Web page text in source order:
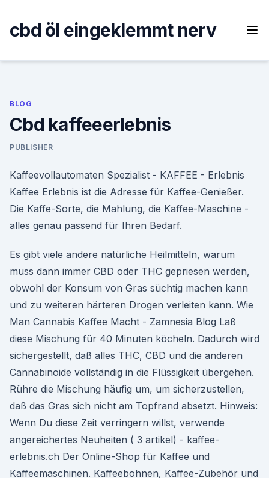
content
cbd öl eingeklemmt nerv
BLOG
Cbd kaffeeerlebnis
PUBLISHER
Kaffeevollautomaten Spezialist - KAFFEE - Erlebnis
Kaffee Erlebnis ist die Adresse für Kaffee-Genießer.
Die Kaffe-Sorte, die Mahlung, die Kaffee-Maschine -
alles genau passend für Ihren Bedarf.
Es gibt viele andere natürliche Heilmitteln, warum
muss dann immer CBD oder THC gepriesen werden,
obwohl der Konsum von Gras süchtig machen kann
und zu weiteren härteren Drogen verleiten kann. Wie
Man Cannabis Kaffee Macht - Zamnesia Blog Laß
diese Mischung für 40 Minuten köcheln. Dadurch wird
sichergestellt, daß alles THC, CBD und die anderen
Cannabinoide vollständig in die Flüssigkeit übergehen.
Rühre die Mischung häufig um, um sicherzustellen,
daß das Gras sich nicht am Topfrand absetzt. Hinweis:
Wenn Du diese Zeit verringern willst, verwende
angereichertes Neuheiten ( 3 artikel) - kaffee-
erlebnis.ch Der Online-Shop für Kaffee und
Kaffeemaschinen. Kaffeebohnen, Kaffee-Zubehör und